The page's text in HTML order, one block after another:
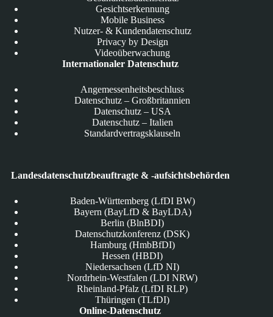
Gesichtserkennung
Mobile Business
Nutzer- & Kundendatenschutz
Privacy by Design
Videoüberwachung
Internationaler Datenschutz
Angemessenheitsbeschluss
Datenschutz – Großbritannien
Datenschutz – USA
Datenschutz – Italien
Standardvertragsklauseln
Landesdatenschutzbeauftragte & -aufsichtsbehörden
Baden-Württemberg (LfDI BW)
Bayern (BayLfD & BayLDA)
Berlin (BlnBDI)
Datenschutzkonferenz (DSK)
Hamburg (HmbBfDI)
Hessen (HBDI)
Niedersachsen (LfD NI)
Nordrhein-Westfalen (LDI NRW)
Rheinland-Pfalz (LfDI RLP)
Thüringen (TLfDI)
Online-Datenschutz